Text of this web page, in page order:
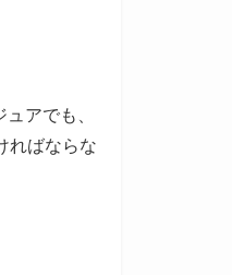
アでも、
ればならな